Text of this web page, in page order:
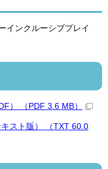
インクルーシブプレイ
） （PDF 3.6 MB）
スト版） （TXT 60.0